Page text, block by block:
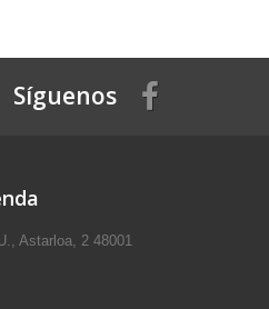
Síguenos
Astarloa, 2 48001